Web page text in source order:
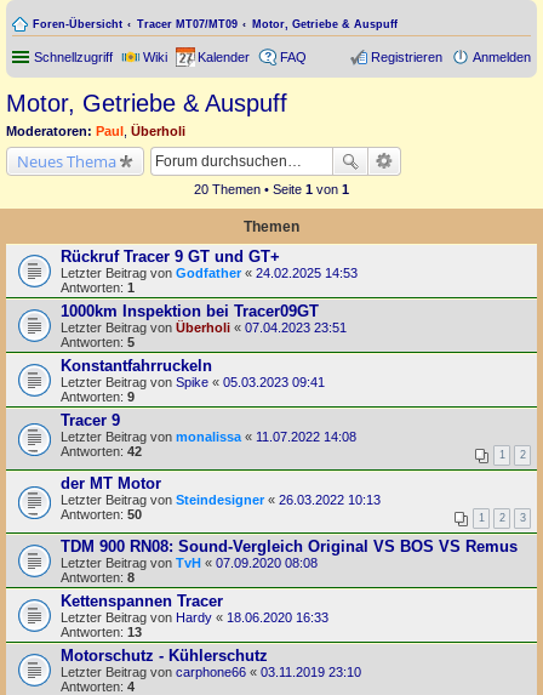
Foren-Übersicht Tracer MT07/MT09 Motor, Getriebe & Auspuff
Schnellzugriff Wiki Kalender FAQ Anmelden
Registrieren
Motor, Getriebe & Auspuff
Moderatoren: Paul Überholi
Neues Thema
20 Themen • Seite 1 von 1
Themen
Rückruf Tracer 9 GT und GT+
Letzter Beitrag von Godfather« 24.02.2025 14:53
Antworten: 1
1000km Inspektion bei Tracer09GT
Letzter Beitrag von Überholi « 07.04.2023 23:51
Antworten: 5
Konstantfahrruckeln
Letzter Beitrag von Spike « 05.03.2023 09:41
Antworten: 9
Tracer 9
Letzter Beitrag von monalissa « 11.07.2022 14:08
Antworten: 42 1 2
der MT Motor
Letzter Beitrag von Steindesigner« 26.03.2022 10:13
Antworten: 50 1 2 3
TDM 900 RN08: Sound-Vergleich Original VS BOS VS Remus
Letzter Beitrag von TvH « 07.09.2020 08:08
Antworten: 8
Kettenspannen Tracer
Letzter Beitrag von Hardy « 18.06.2020 16:33
Antworten: 13
Motorschutz - Kühlerschutz
Letzter Beitrag von carphone66 « 03.11.2019 23:10
Antworten: 4